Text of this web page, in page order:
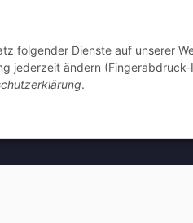
folgender Dienste auf unserer
jederzeit ändern
.